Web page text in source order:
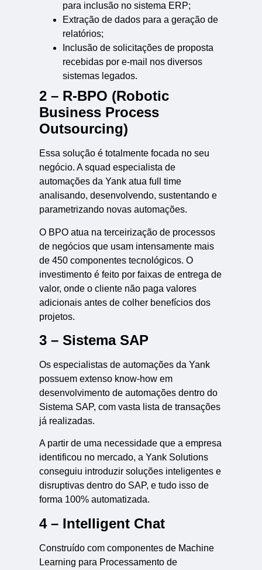
para inclusão no sistema ERP;
Extração de dados para a geração de
relatórios;
Inclusão de solicitações de proposta
recebidas por e-mail nos diversos
sistemas legados.
2 – R-BPO (Robotic
Business Process
Outsourcing)
Essa solução é totalmente focada no seu
negócio. A squad especialista de
automações da Yank atua full time
analisando, desenvolvendo, sustentando e
parametrizando novas automações.
O BPO atua na terceirização de processos
de negócios que usam intensamente mais
de 450 componentes tecnológicos. O
investimento é feito por faixas de entrega de
valor, onde o cliente não paga valores
adicionais antes de colher benefícios dos
projetos.
3 – Sistema SAP
Os especialistas de automações da Yank
possuem extenso know-how em
desenvolvimento de automações dentro do
Sistema SAP, com vasta lista de transações
já realizadas.
A partir de uma necessidade que a empresa
identificou no mercado, a Yank Solutions
conseguiu introduzir soluções inteligentes e
disruptivas dentro do SAP, e tudo isso de
forma 100% automatizada.
4 – Intelligent Chat
Construído com componentes de Machine
Learning para Processamento de